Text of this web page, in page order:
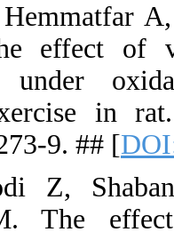
19. Piraki
2018;
20.